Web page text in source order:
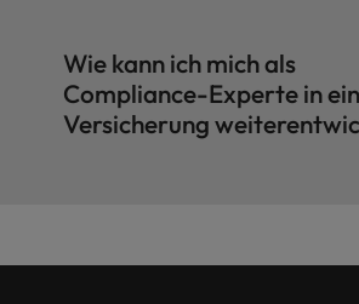
Wie kann ich mich als
Compliance-Experte in
Versicherung